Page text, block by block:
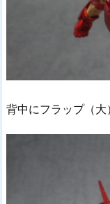
背中にフラップ（